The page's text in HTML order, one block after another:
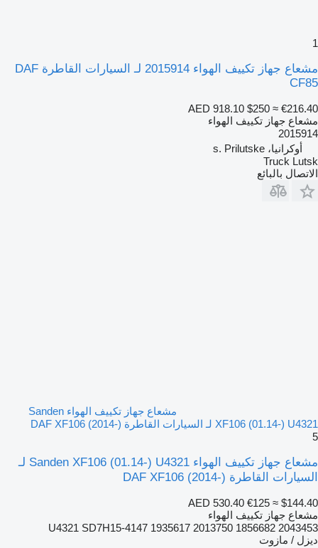
1
مشعاع جهاز تكييف الهواء 2015914 لـ السيارات القاطرة DAF
CF85
AED 918.10 $250 ≈ €216.40
مشعاع جهاز تكييف الهواء
2015914
أوكرانيا، s. Prilutske
Truck Lutsk
الاتصال بالبائع
مشعاع جهاز تكييف الهواء Sanden
XF106 (01.14-) U4321 لـ السيارات القاطرة DAF XF106 (2014-)
5
مشعاع جهاز تكييف الهواء Sanden XF106 (01.14-) U4321 لـ
السيارات القاطرة DAF XF106 (2014-)
AED 530.40 €125 ≈ $144.40
مشعاع جهاز تكييف الهواء
U4321 SD7H15-4147 1935617 2013750 1856682 2043453
ديزل / مازوت